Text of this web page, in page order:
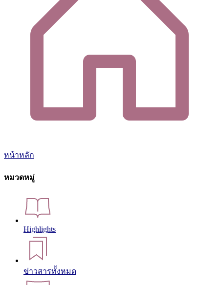
หน้าหลัก
หมวดหมู่
Highlights
ข่าวสารทั้งหมด